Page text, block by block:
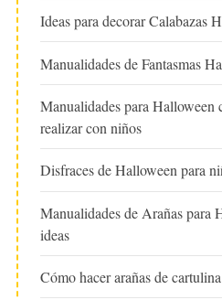
Ideas para decorar Calabazas
Manualidades de Fantasmas
Manualidades para Halloween
realizar con niños
Disfraces de Halloween para
Manualidades de Arañas para
ideas
Cómo hacer arañas de